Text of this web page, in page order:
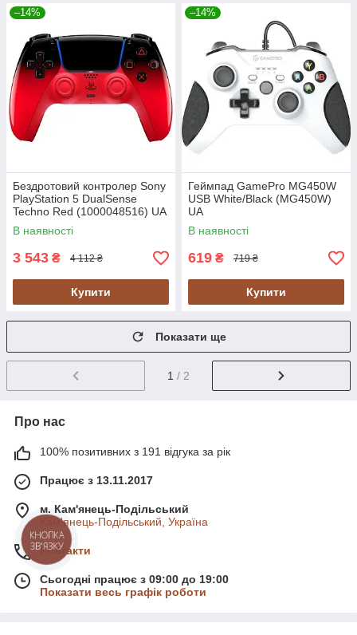
–14%
Бездротовий контролер Sony
PlayStation 5 DualSense
Techno Red (1000048516) UA
В наявності
3 543 ₴ 4 112 ₴
Купити
–14%
Геймпад GamePro MG450W
USB White/Black (MG450W)
UA
В наявності
619 ₴ 719 ₴
Купити
Показати ще
1 / 2
Про нас
100% позитивних з 191 відгука за рік
Працює з 13.11.2017
м. Кам'янець-Подільський
Кам'янець-Подільський, Україна
Контакти
Сьогодні працює з 09:00 до 19:00
Показати весь графік роботи
КНОПКА
ЗВ'ЯЗКУ